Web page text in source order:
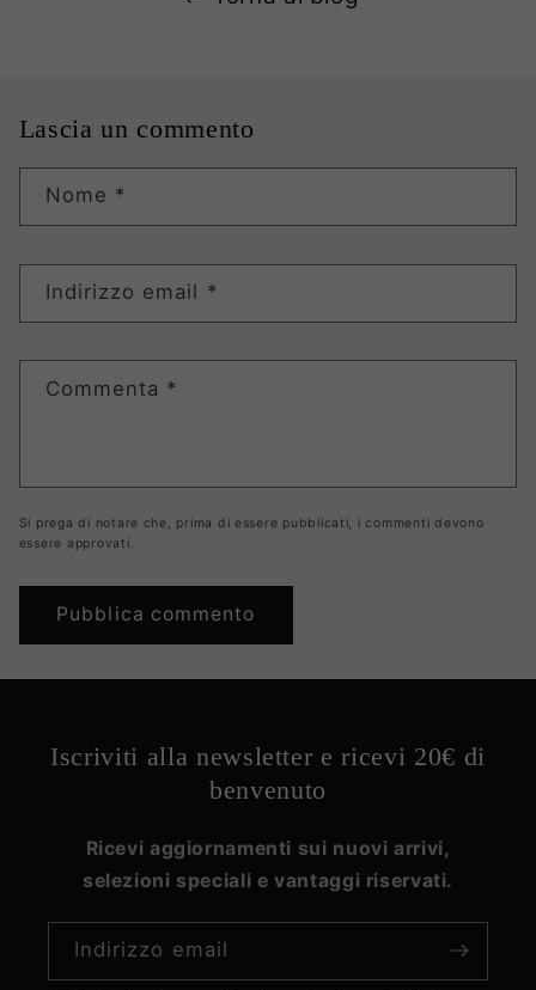
Lascia un commento
Nome *
Indirizzo email *
Commenta *
Si prega di notare che, prima di essere pubblicati, i commenti devono
essere approvati.
Iscriviti alla newsletter e ricevi 20€ di
benvenuto
Ricevi aggiornamenti sui nuovi arrivi,
selezioni speciali e vantaggi riservati.
Indirizzo email